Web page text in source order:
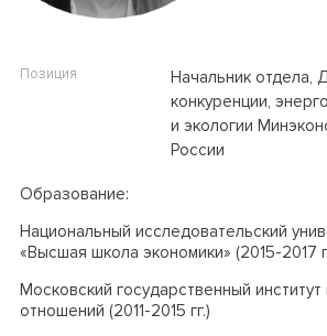
Образование:
Национальный исследовательский
«Высшая школа экономики» (2015-2017
Московский государственный
отношений (2011-2015 гг.)
Позиция
Начальник отдела,
конкуренции,
и экологии
России